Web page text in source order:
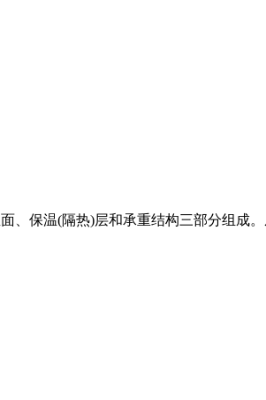
、保温(隔热)层和承重结构三部分组成